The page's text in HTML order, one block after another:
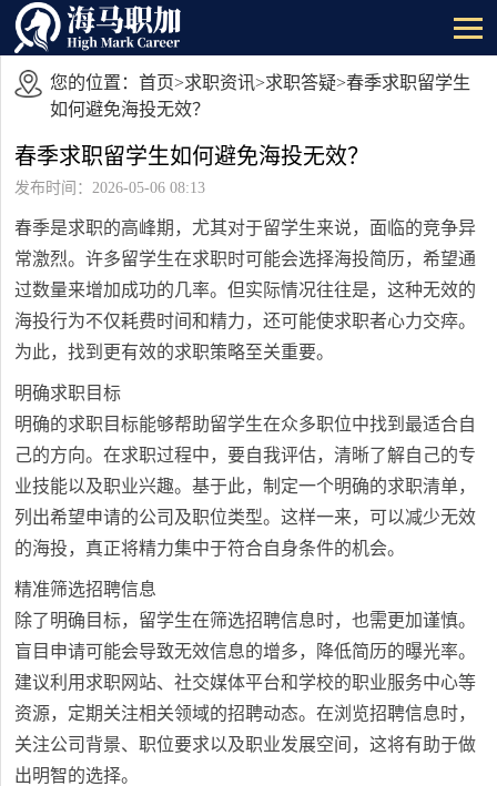
您的位置： 首页>求职资讯>求职答疑>春季求职留学生
如何避免海投无效？
春季求职留学生如何避免海投无效？
发布时间：2026-05-06 08:13
春季是求职的高峰期，尤其对于留学生来说，面临的竞争异
常激烈。许多留学生在求职时可能会选择海投简历，希望通
过数量来增加成功的几率。但实际情况往往是，这种无效的
海投行为不仅耗费时间和精力，还可能使求职者心力交瘁。
为此，找到更有效的求职策略至关重要。
明确求职目标
明确的求职目标能够帮助留学生在众多职位中找到最适合自
己的方向。在求职过程中，要自我评估，清晰了解自己的专
业技能以及职业兴趣。基于此，制定一个明确的求职清单，
列出希望申请的公司及职位类型。这样一来，可以减少无效
的海投，真正将精力集中于符合自身条件的机会。
精准筛选招聘信息
除了明确目标，留学生在筛选招聘信息时，也需更加谨慎。
盲目申请可能会导致无效信息的增多，降低简历的曝光率。
建议利用求职网站、社交媒体平台和学校的职业服务中心等
资源，定期关注相关领域的招聘动态。在浏览招聘信息时，
关注公司背景、职位要求以及职业发展空间，这将有助于做
出明智的选择。